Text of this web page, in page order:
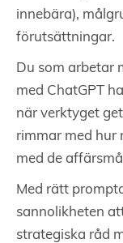
innebära),
förutsättningar.
Du som arbetar
med ChatGPT
när verktyget
rimmar med hur
med de
Med rätt
sannolikheten
strategiska råd